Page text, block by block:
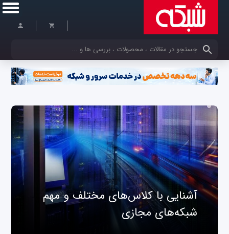
کلمات کلیدی خود را وارد کنید
آشنایی با کلاس‌های مختلف و مهم
شبکه‌های مجازی